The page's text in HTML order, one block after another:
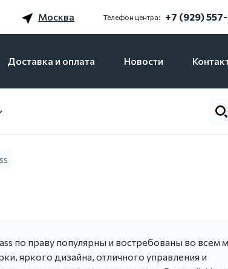
Москва Телефон центра: +7 (929)
Доставка и оплата Новости
по праву популярны и востребованы во всем
яркого дизайна, отличного управления и